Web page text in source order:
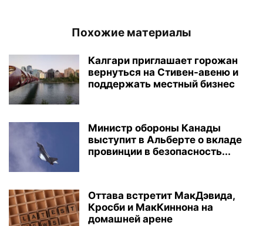
Похожие материалы
Калгари приглашает горожан
вернуться на Стивен-авеню и
поддержать местный бизнес
Министр обороны Канады
выступит в Альберте о вкладе
провинции в безопасность...
Оттава встретит МакДэвида,
Кросби и МакКиннона на
домашней арене